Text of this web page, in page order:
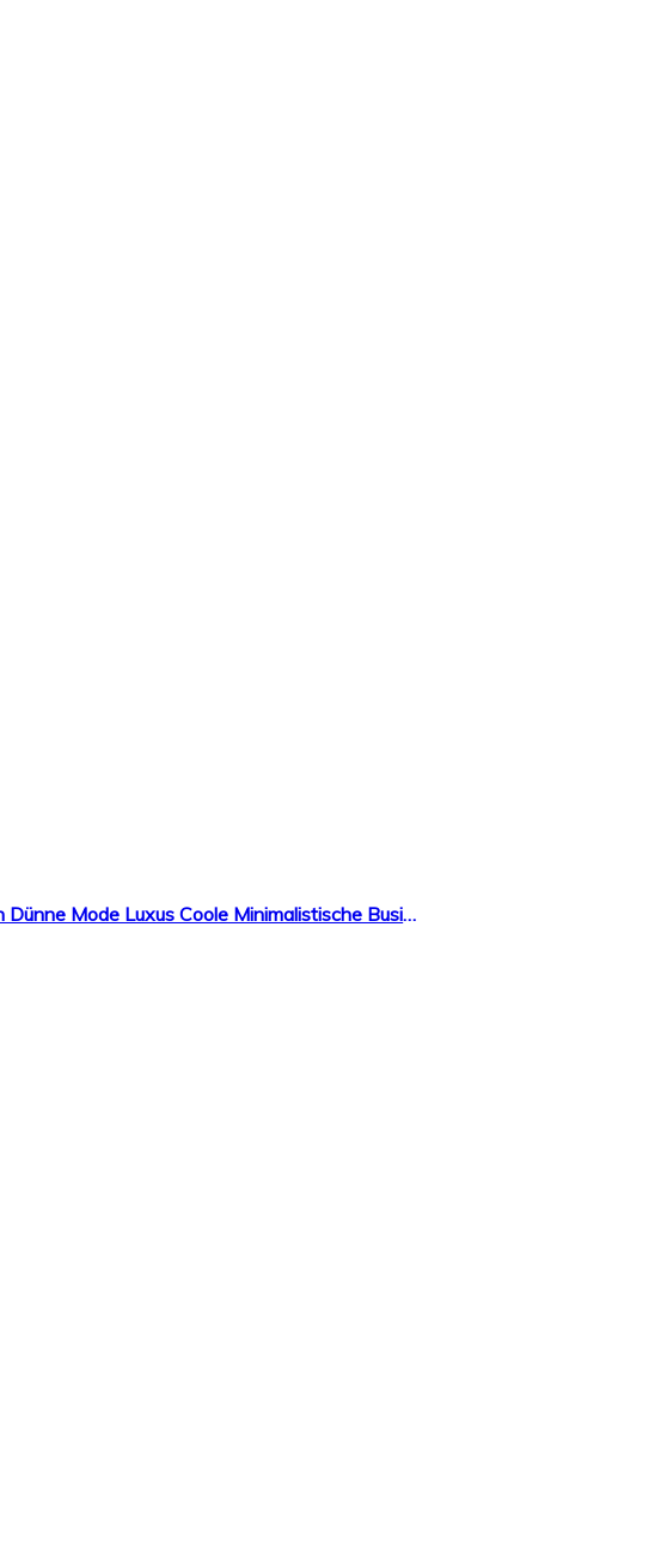
CIVO Herren Uhren Manner Wasserdicht Schwarz Leder Armbanduhr Mann Dünne Mode Luxus Coole Minimalistische Business Analoge Quarzuhren für Herren Jungen